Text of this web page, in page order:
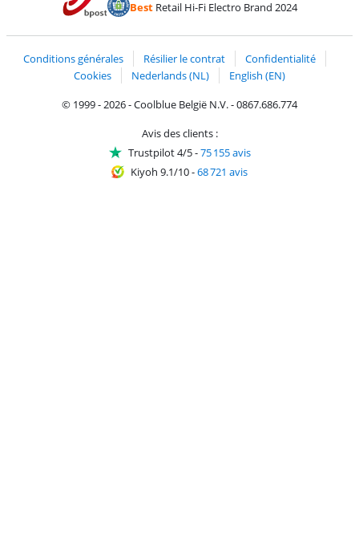
BestRetail Hi-Fi Electro Brand 2024
Conditions générales Résilier le contrat
Confidentialité
Cookies
Nederlands (NL)
English (EN)
© 1999 - 2026 - Coolblue België N.V. - 0867.686.774
Avis des clients :
Trustpilot 4/5-75 155 avis
Kiyoh 9.1/10-68 721 avis